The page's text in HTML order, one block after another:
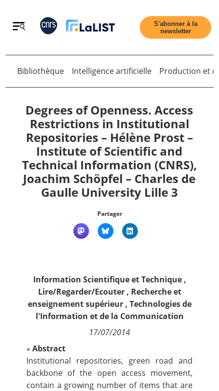
Retour
Accueil
Tous les articles
Qui sommes nous ?
S'abonner à la
newsletter
Bibliothèque Intelligence artificielle Production et
Degrees of Openness. Access
Restrictions in Institutional
Repositories – Hélène Prost –
Institute of Scientific and
Technical Information (CNRS),
Joachim Schöpfel – Charles de
Gaulle University Lille 3
Partager
Information Scientifique et Technique,
Lire/Regarder/Ecouter, Recherche et
enseignement supérieur, Technologies de
l'Information et de la Communication
17/07/2014
«Abstract
Institutional repositories, green road and
backbone of the open access movement,
contain a growing number of items that are